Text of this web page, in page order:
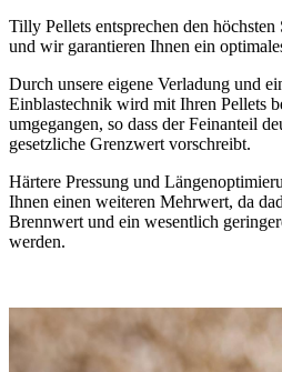
Tilly Pellets entsprechen den
und wir garantieren Ihnen ein
Durch unsere eigene Verladung und
Einblastechnik wird mit Ihren Pellets
umgegangen, so dass der Feinanteil
gesetzliche Grenzwert vorschreibt.
Härtere Pressung und
Ihnen einen weiteren Mehrwert, da
Brennwert und ein wesentlich
werden.